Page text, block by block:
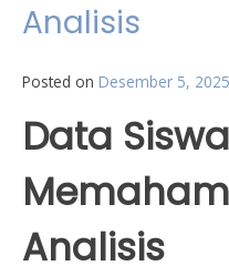
Analisis
Posted on Desember 5, 2025
Data
Analisis